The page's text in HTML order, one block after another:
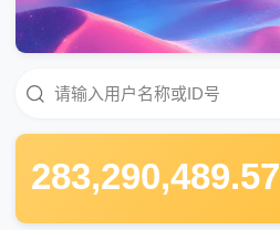
请输入用户名称或ID号
283,290,489.57